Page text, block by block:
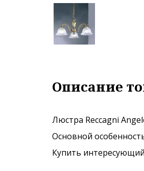
Описание
Люстра Reccagni
Основной
Купить